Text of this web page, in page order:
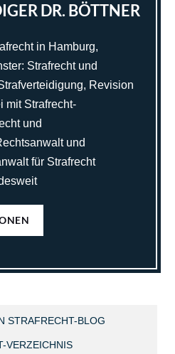
DR. BÖTTNER
in Hamburg,
Strafrecht und
Revision
mit Strafrecht-
und
und
für Strafrecht
STRAFRECHT-BLOG
VERZEICHNIS